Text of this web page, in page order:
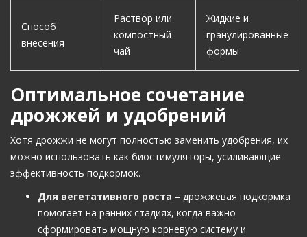
Способ
внесения
Раствор или
компостный
чай
Жидкие и
гранулированные
формы
Оптимальное сочетание
дрожжей и удобрений
Хотя дрожжи не могут полностью заменить удобрения, их
можно использовать как биостимуляторы, усиливающие
эффективность подкормок.
Для вегетативного роста – дрожжевая подкормка
помогает на ранних стадиях, когда важно
сформировать мощную корневую систему и